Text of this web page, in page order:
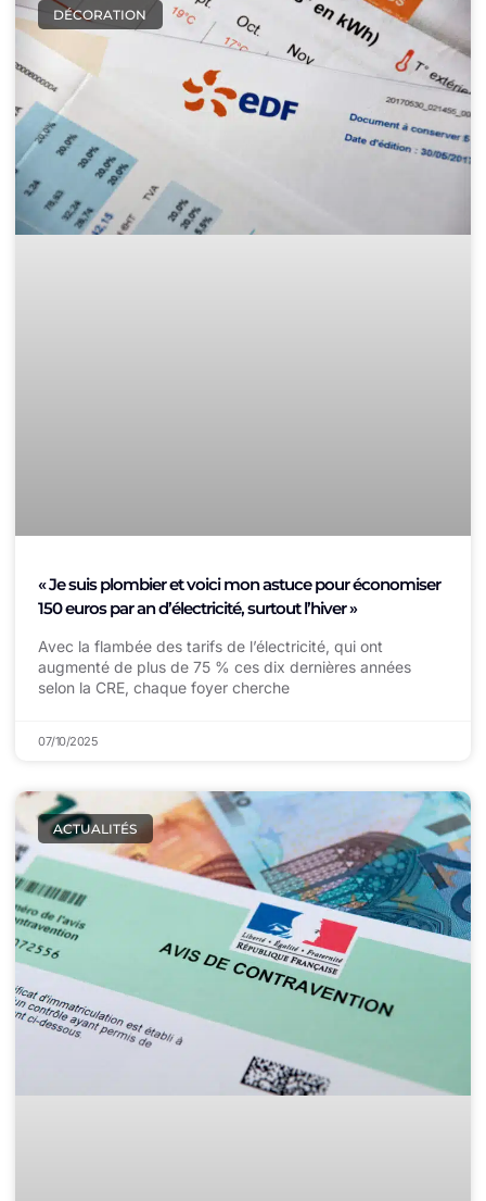
DÉCORATION
« Je suis plombier et voici mon astuce pour économiser
150 euros par an d’électricité, surtout l’hiver »
Avec la flambée des tarifs de l’électricité, qui ont
augmenté de plus de 75 % ces dix dernières années
selon la CRE, chaque foyer cherche
07/10/2025
ACTUALITÉS